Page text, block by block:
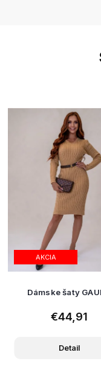
AKCIA
Dámske šaty
€44,91
Detail